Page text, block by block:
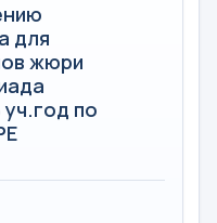
для
жюри
по